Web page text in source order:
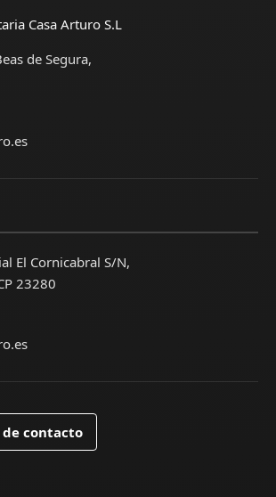
Casa Arturo S.L
de Segura,
El Cornicabral S/N,
23280
contacto